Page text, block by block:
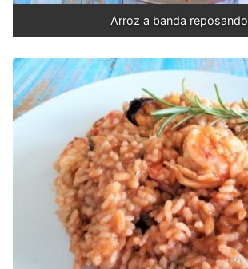
Arroz a banda reposando